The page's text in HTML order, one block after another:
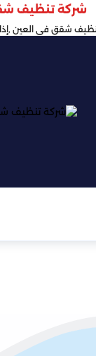
شركة تنظيف
شقق فى العين